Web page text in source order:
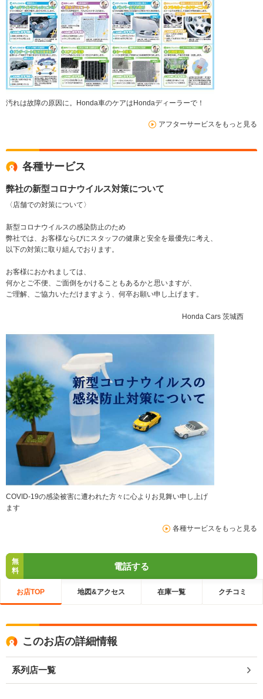
汚れは故障の原因に。Honda車のケアはHondaディーラーで！
アフターサービスをもっと見る
各種サービス
弊社の新型コロナウイルス対策について
〈店舗での対策について〉
新型コロナウイルスの感染防止のため
弊社では、お客様ならびにスタッフの健康と安全を最優先に考え、
以下の対策に取り組んでおります。
お客様におかれましては、
何かとご不便、ご面倒をかけることもあるかと思いますが、
ご理解、ご協力いただけますよう、何卒お願い申し上げます。
Honda Cars 茨城西
COVID-19の感染被害に遭われた方々に心よりお見舞い申し上げ
ます
各種サービスをもっと見る
無
料
電話する
お店TOP 地図&アクセス 在庫一覧 クチコミ
このお店の詳細情報
系列店一覧